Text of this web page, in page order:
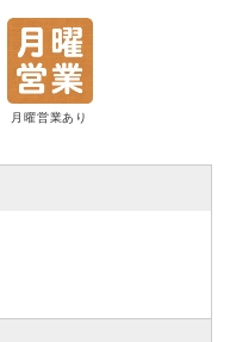
月曜営業あり